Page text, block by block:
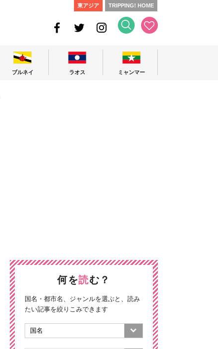
東アジア TRIPPING! HOME
ブルネイ ラオス ミャンマー
何を読む？
国名・都市名、ジャンルを選ぶと、読み
たい記事を絞りこみできます